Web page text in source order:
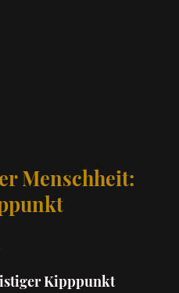
Menschheit:
Kipppunkt